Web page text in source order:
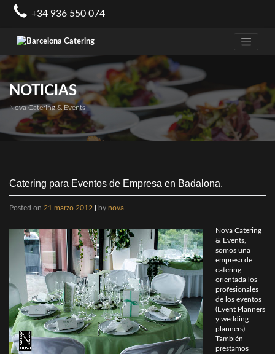
+34 936 550 074
NOTICIAS
Nova Catering & Events
Catering para Eventos de Empresa en Badalona.
Posted on 21 marzo 2012 by nova
Nova Catering
& Events,
somos una
empresa de
catering
orientada los
profesionales
de los eventos
(Event Planners
y wedding
planners).
También
prestamos